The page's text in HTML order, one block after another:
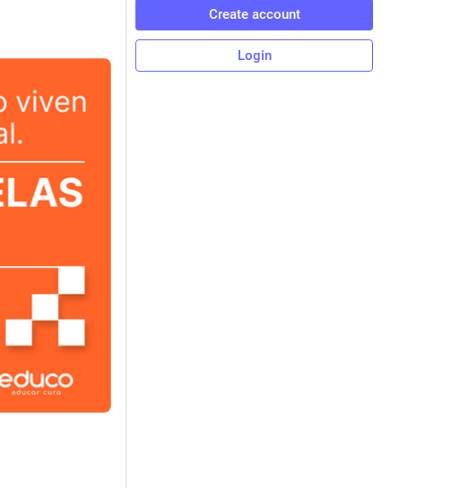
Create account
Login